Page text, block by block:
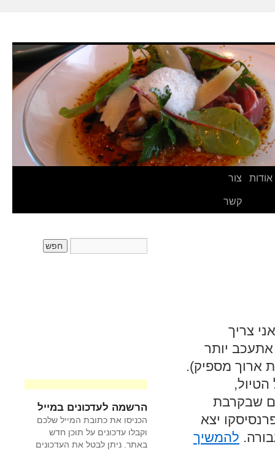
אודות צור
קשר
צריך
יותר
ארוך מספיק).
שבקרבת
יצא
להמשיך
הרשמה לעדכונים במייל
הכניסו את כתובת המייל שלכם
וקבלו עדכונים על תוכן חדש
באתר. ניתן לבטל את העדכונים